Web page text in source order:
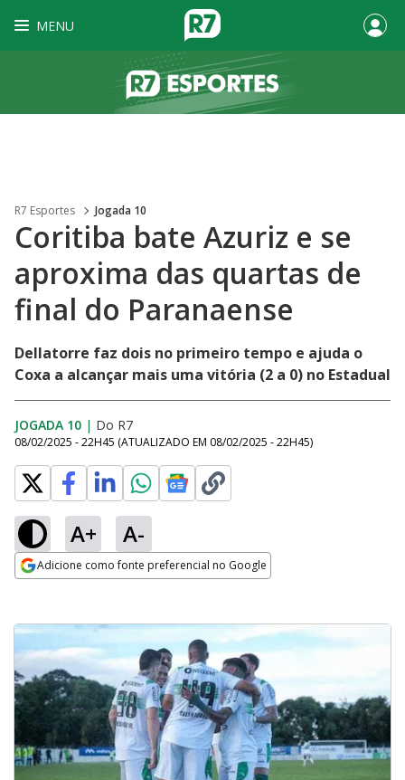
MENU
R7 Esportes Jogada 10
Coritiba bate Azuriz e se
aproxima das quartas de
final do Paranaense
Dellatorre faz dois no primeiro tempo e ajuda o
Coxa a alcançar mais uma vitória (2 a 0) no Estadual
JOGADA 10 | Do R7
08/02/2025 - 22H45 (ATUALIZADO EM 08/02/2025 - 22H45)
A+ A-
Adicione como fonte preferencial no Google